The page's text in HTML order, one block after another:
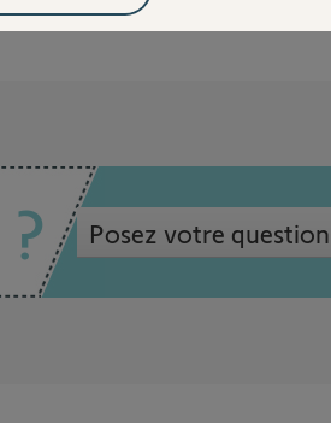
Posez votre question